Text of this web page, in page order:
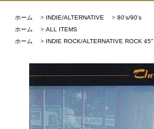
ホーム > INDIE/ALTERNATIVE > 80's/90's
ホーム
> ALL ITEMS
ホーム
> INDIE ROCK/ALTERNATIVE ROCK 45"